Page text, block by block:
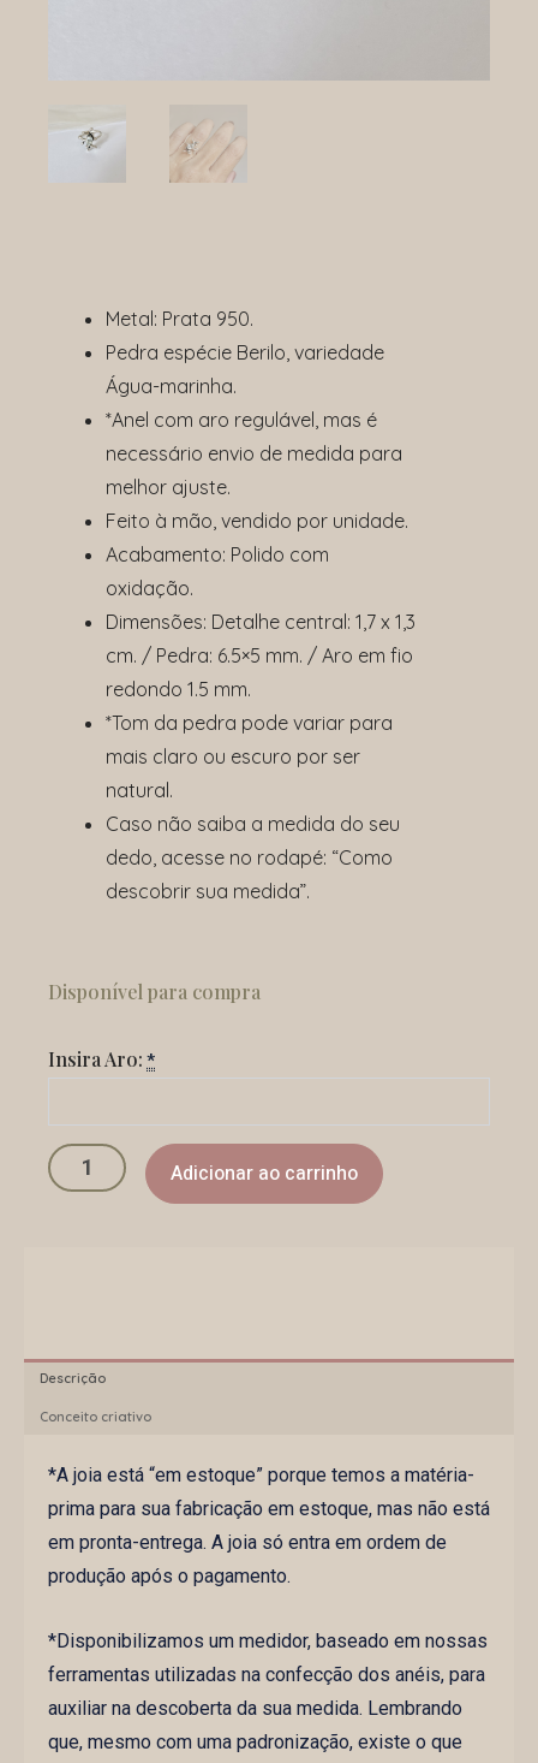
Metal: Prata 950.
Pedra espécie Berilo, variedade
Água-marinha.
*Anel com aro regulável, mas é
necessário envio de medida para
melhor ajuste.
Feito à mão, vendido por unidade.
Acabamento: Polido com
oxidação.
Dimensões: Detalhe central: 1,7 x 1,3
cm. / Pedra: 6.5×5 mm. / Aro em fio
redondo 1.5 mm.
*Tom da pedra pode variar para
mais claro ou escuro por ser
natural.
Caso não saiba a medida do seu
dedo, acesse no rodapé: “Como
descobrir sua medida”.
Disponível para compra
Insira Aro: *
Dança
quantidade
Adicionar ao carrinho
Descrição
Conceito criativo
*A joia está “em estoque” porque temos a matéria-
prima para sua fabricação em estoque, mas não está
em pronta-entrega. A joia só entra em ordem de
produção após o pagamento.
*Disponibilizamos um medidor, baseado em nossas
ferramentas utilizadas na confecção dos anéis, para
auxiliar na descoberta da sua medida. Lembrando
que, mesmo com uma padronização, existe o que